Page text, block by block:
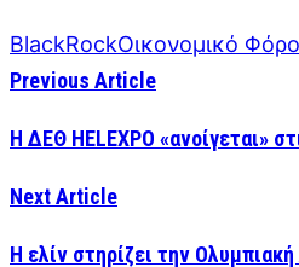
BlackRockΟικονομικό
Previous Article
Η ΔΕΘ HELEXPO «ανοίγεται»
Next Article
Η ελίν στηρίζει την